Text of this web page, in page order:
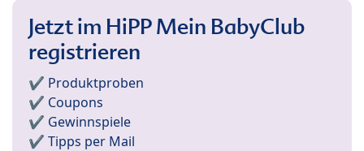
Jetzt im HiPP Mein BabyClub
registrieren
✔️ Produktproben
✔️ Coupons
✔️ Gewinnspiele
✔️ Tipps per Mail